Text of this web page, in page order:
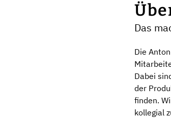
Das
Die
Dabei
der
finden.
kollegial